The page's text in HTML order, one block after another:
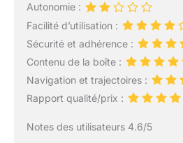
Autonomie :
Facilité d’utilisation :
Sécurité et adhérence :
Contenu de la boîte :
Navigation et trajectoires :
Rapport qualité/prix :
Notes des utilisateurs 4.6/5